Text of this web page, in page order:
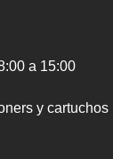
a 15:00
y cartuchos